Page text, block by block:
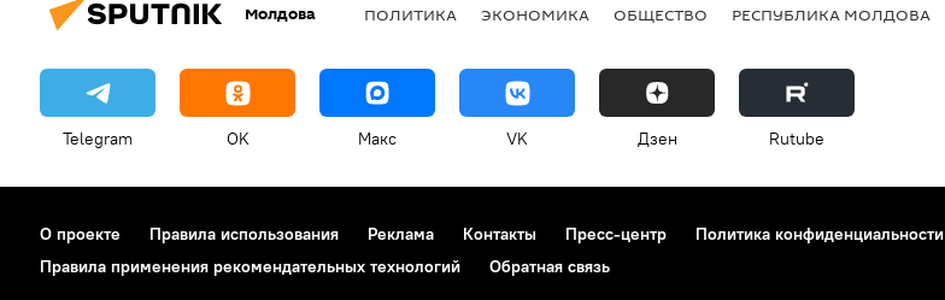
Молдова ПОЛИТИКА ЭКОНОМИКА ОБЩЕСТВО РЕСПУБЛИКА МОЛДОВА
Telegram OK Макс VK Дзен Rutube
О проекте Правила использования Реклама Контакты Пресс-центр Политика конфиденциальности
Правила применения рекомендательных технологий
Обратная связь